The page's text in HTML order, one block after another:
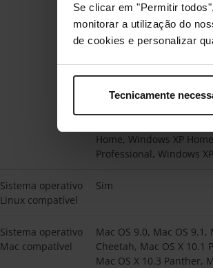
Se clicar em "Permitir
monitorar a utilização do
de cookies e personalizar
Tecnicamente
Windows 7 Ultimate
Enterprise, Windows 8
Pro, Windows 8 Pro x64,
Windows Vista
x64, Windows Vista
Home Basic x64,
Windows Vista Home
Home, Windows XP
Professional, Windows
Sistema operativo
Linux compatível
Sim
Sistema operativo
Mac compatível
Mac OS 9.0, Mac OS 9.1,
Cheetah, Mac OS X 10.1
Mac OS X 10.3 Panther,